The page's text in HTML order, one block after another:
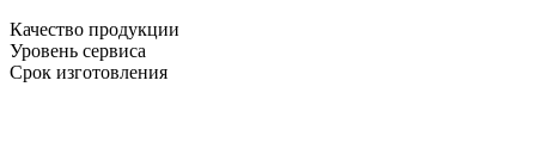
Качество продукции
Уровень сервиса
Срок изготовления